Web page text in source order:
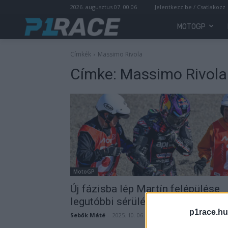
2026. augusztus 07. 00:06 Jelentkezz be / Csatlakozz
MOTOGP
Címkék Massimo Rivola
Címke: Massimo Rivola
MotoGP
Új fázisba lép Martín felépülése
legutóbbi sérülése után
Sebők Máté 2025. 10. 06.